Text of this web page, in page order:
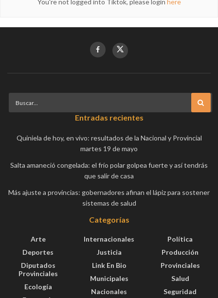
You're not logged into Tiktok, please login here
Entradas recientes
Quiniela de hoy, en vivo: resultados de la Nacional y Provincial
martes 19 de mayo
Salta amaneció congelada: el frío polar golpea fuerte y así tendrás
que salir de casa
Más ajuste a provincias: gobernadores afinan el lápiz para sostener
sistemas de salud
Categorías
Arte
Deportes
Diputados
Provinciales
Ecología
Internacionales
Justicia
Link En Bio
Municipales
Nacionales
Política
Producción
Provinciales
Salud
Seguridad